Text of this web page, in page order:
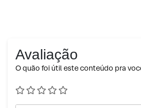
Avaliação
O quão foi útil este conteúdo pra